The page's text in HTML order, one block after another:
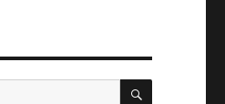
SUCHEN